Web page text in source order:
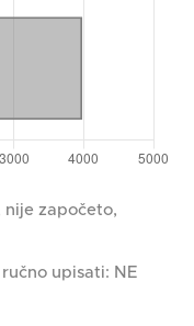
nije započeto,
upisati: NE